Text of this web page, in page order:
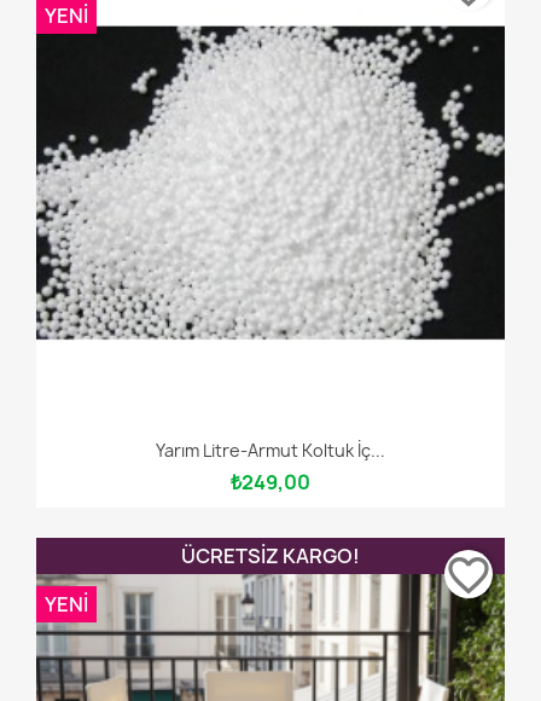
Yarım Litre-Armut Koltuk İç...
₺249,00
YENI
ÜCRETSIZ KARGO!
YENI
favorite_border